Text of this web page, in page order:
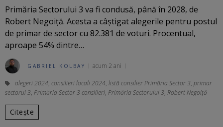
Primăria Sectorului 3 va fi condusă, până în 2028, de
Robert Negoiță. Acesta a câștigat alegerile pentru postul
de primar de sector cu 82.381 de voturi. Procentual,
aproape 54% dintre…
GABRIEL KOLBAY acum 2 ani
alegeri 2024, consilieri locali 2024, listă consilier Primăria Sector 3, primar
sectorul 3, Primăria Sector 3 consilieri, Primăria Sectorului 3, Robert Negoiță
Citește